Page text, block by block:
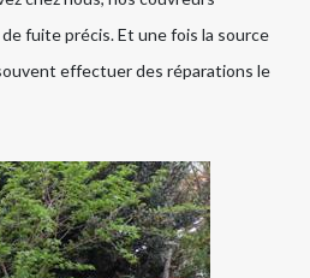
fuite précis. Et une fois la source
effectuer des réparations le